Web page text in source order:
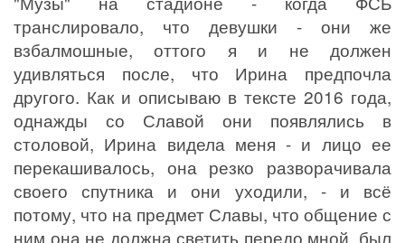
транслировало, что девушки - они же
взбалмошные, оттого я и не должен
удивляться после, что Ирина предпочла
другого. Как и описываю в тексте 2016 года,
однажды со Славой они появлялись в
столовой, Ирина видела меня - и лицо ее
перекашивалось, она резко разворачивала
своего спутника и они уходили, - и всё
потому, что на предмет Славы, что общение с
ним она не должна светить передо мной, был